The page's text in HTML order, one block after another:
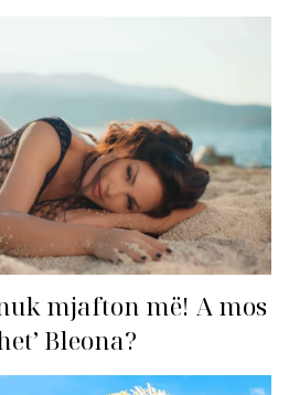
mjafton më! A mos
Bleona?